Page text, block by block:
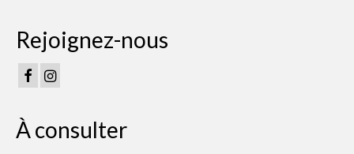
Rejoignez-nous
À consulter